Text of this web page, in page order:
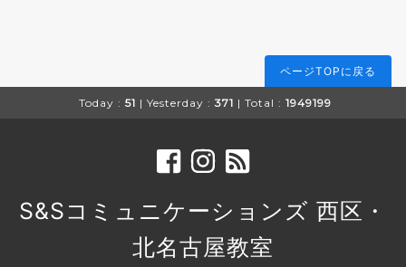
ページTOPに戻る
Today : 51 | Yesterday : 371 | Total : 1949199
S&Sコミュニケーションズ 西区・
北名古屋教室